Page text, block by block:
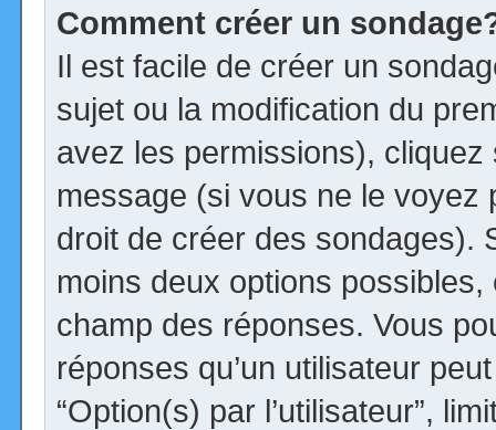
Comment créer un
Il est facile de créer un
sujet ou la modification du
avez les permissions), cliquez
message (si vous ne le voyez
droit de créer des sondages).
moins deux options
champ des réponses. Vous
réponses qu’un utilisateur
“Option(s) par l’utilisateur”,